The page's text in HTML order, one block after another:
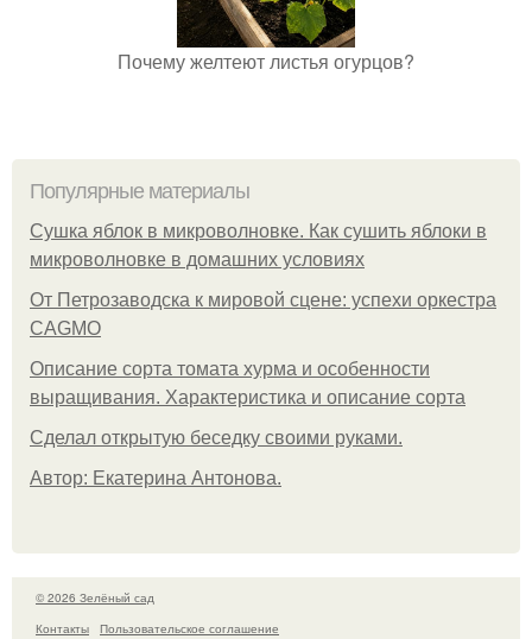
Почему желтеют листья огурцов?
Популярные материалы
Сушка яблок в микроволновке. Как сушить яблоки в
микроволновке в домашних условиях
От Петрозаводска к мировой сцене: успехи оркестра
CAGMO
Описание сорта томата хурма и особенности
выращивания. Характеристика и описание сорта
Сделал открытую беседку своими руками.
Автор: Екатерина Антонова.
© 2026 Зелёный сад
Контакты
Пользовательское соглашение